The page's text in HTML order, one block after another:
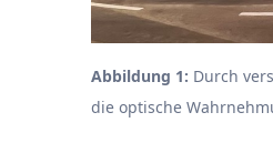
Abbildung 1: Durch
die optische